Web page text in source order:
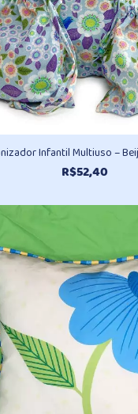
Infantil Multiuso –
R$52,40